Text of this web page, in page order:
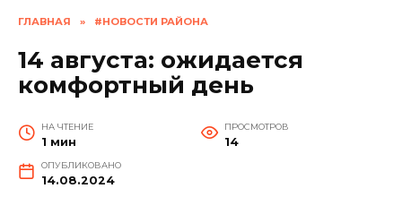
ГЛАВНАЯ » #НОВОСТИ РАЙОНА
14 августа: ожидается
комфортный день
НА ЧТЕНИЕ
1 мин
ПРОСМОТРОВ
14
ОПУБЛИКОВАНО
14.08.2024